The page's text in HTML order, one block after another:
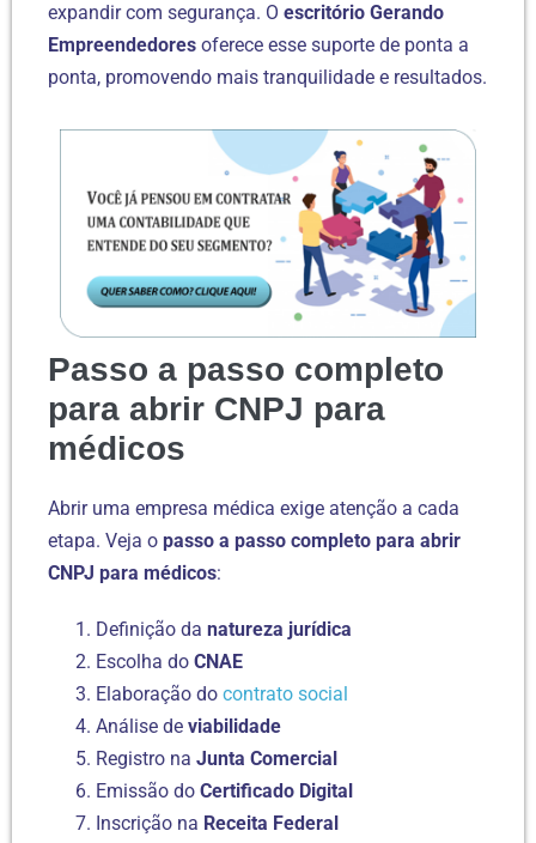
expandir com segurança. O escritório Gerando
Empreendedores oferece esse suporte de ponta a
ponta, promovendo mais tranquilidade e resultados.
Passo a passo completo
para abrir CNPJ para
médicos
Abrir uma empresa médica exige atenção a cada
etapa. Veja o passo a passo completo para abrir
CNPJ para médicos:
Definição da natureza jurídica
Escolha do CNAE
Elaboração do contrato social
Análise de viabilidade
Registro na Junta Comercial
Emissão do Certificado Digital
Inscrição na Receita Federal